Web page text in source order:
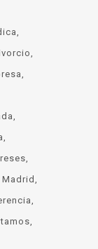
Madrid